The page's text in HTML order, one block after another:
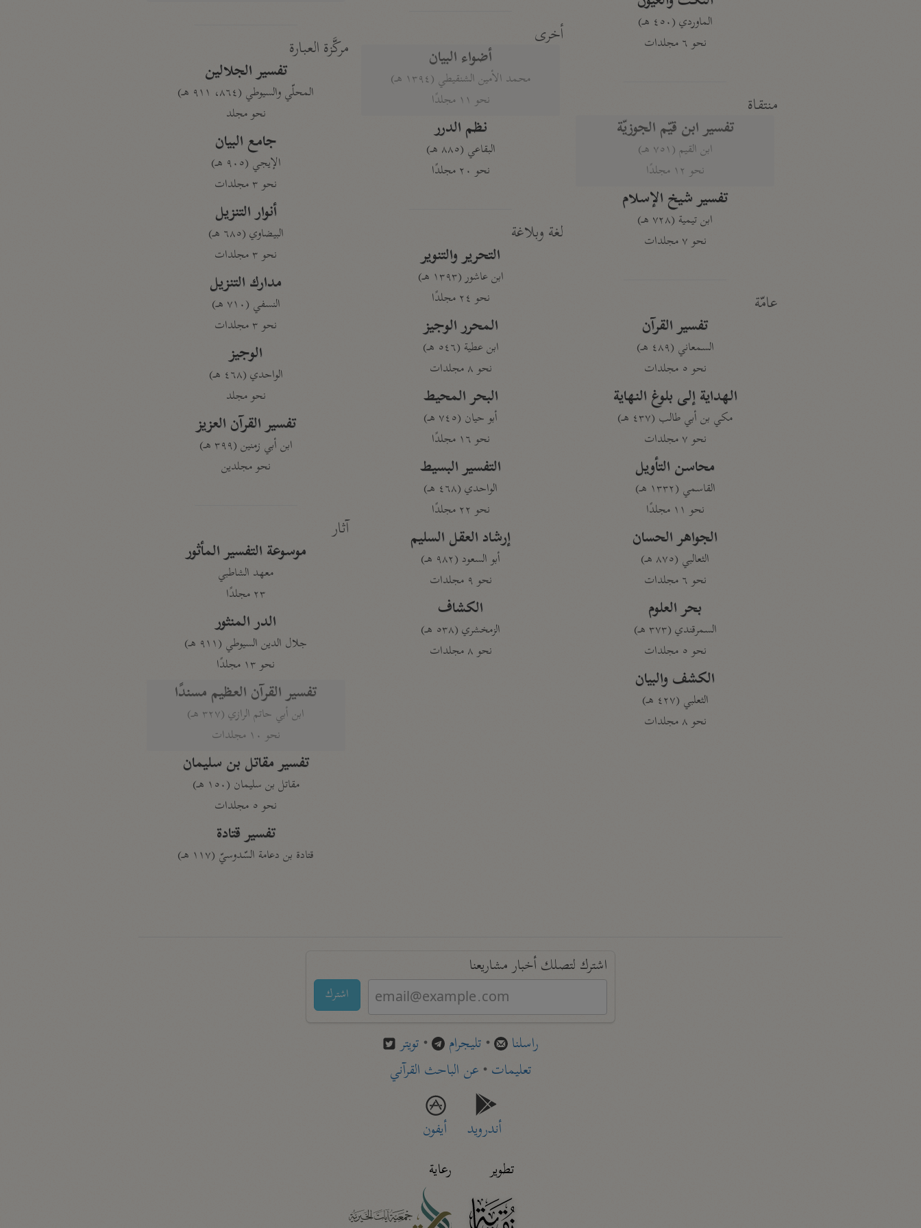
الماوردي (٤٥٠ هـ)
نحو ٦ مجلدات
منتقاة
تفسير ابن قيّم الجوزيّة
ابن القيم (٧٥١ هـ)
نحو ١٢ مجلدًا
تفسير شيخ الإسلام
ابن تيمية (٧٢٨ هـ)
نحو ٧ مجلدات
عامّة
تفسير القرآن
السمعاني (٤٨٩ هـ)
نحو ٥ مجلدات
الهداية إلى بلوغ النهاية
مكي بن أبي طالب (٤٣٧ هـ)
نحو ٧ مجلدات
محاسن التأويل
القاسمي (١٣٣٢ هـ)
نحو ١١ مجلدًا
الجواهر الحسان
الثعالبي (٨٧٥ هـ)
نحو ٦ مجلدات
بحر العلوم
السمرقندي (٣٧٣ هـ)
نحو ٥ مجلدات
الكشف والبيان
الثعلبي (٤٢٧ هـ)
نحو ٨ مجلدات
أخرى
أضواء البيان
محمد الأمين الشنقيطي (١٣٩٤ هـ)
نحو ١١ مجلدًا
نظم الدرر
البقاعي (٨٨٥ هـ)
نحو ٢٠ مجلدًا
لغة وبلاغة
التحرير والتنوير
ابن عاشور (١٣٩٣ هـ)
نحو ٢٤ مجلدًا
المحرر الوجيز
ابن عطية (٥٤٦ هـ)
نحو ٨ مجلدات
البحر المحيط
أبو حيان (٧٤٥ هـ)
نحو ١٦ مجلدًا
التفسير البسيط
الواحدي (٤٦٨ هـ)
نحو ٢٢ مجلدًا
إرشاد العقل السليم
أبو السعود (٩٨٢ هـ)
نحو ٩ مجلدات
الكشاف
الزمخشري (٥٣٨ هـ)
نحو ٨ مجلدات
مركَّزة العبارة
تفسير الجلالين
المحلّي والسيوطي (٨٦٤، ٩١١ هـ)
نحو مجلد
جامع البيان
الإيجي (٩٠٥ هـ)
نحو ٣ مجلدات
أنوار التنزيل
البيضاوي (٦٨٥ هـ)
نحو ٣ مجلدات
مدارك التنزيل
النسفي (٧١٠ هـ)
نحو ٣ مجلدات
الوجيز
الواحدي (٤٦٨ هـ)
نحو مجلد
تفسير القرآن العزيز
ابن أبي زمنين (٣٩٩ هـ)
نحو مجلدين
آثار
موسوعة التفسير المأثور
معهد الشاطبي
٢٣ مجلدًا
الدر المنثور
جلال الدين السيوطي (٩١١ هـ)
نحو ١٣ مجلدًا
تفسير القرآن العظيم مسندًا
ابن أبي حاتم الرازي (٣٢٧ هـ)
نحو ١٠ مجلدات
تفسير مقاتل بن سليمان
مقاتل بن سليمان (١٥٠ هـ)
نحو ٥ مجلدات
تفسير قتادة
قتادة بن دعامة السّدوسيّ (١١٧ هـ)
اشترك لتصلك أخبار مشاريعنا
اشترك
راسلنا • تليجرام • تويتر
تعليمات• عن الباحث القرآني
أندرويد
أيفون
تطوير
رعاية